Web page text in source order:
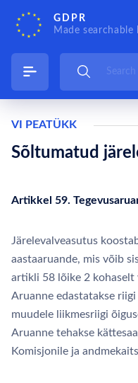
GDPR
Made searchable
VI PEATÜKK
Sõltumatud
Artikkel 59.
Järelevalveasutus
aastaaruande, mis võib
artikli 58 lõike 2
Aruanne edastatakse
muudele liikmesriigi
Aruanne tehakse
Komisjonile ja